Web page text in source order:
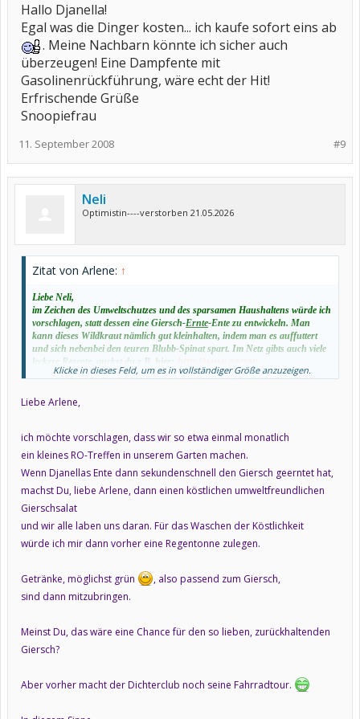
Hallo Djanella!
Egal was die Dinger kosten... ich kaufe sofort eins ab
. Meine Nachbarn könnte ich sicher auch
überzeugen! Eine Dampfente mit
Gasolinenrückführung, wäre echt der Hit!
Erfrischende Grüße
Snoopiefrau
#9
11. September 2008
Neli
Optimistin----verstorben 21.05.2026
Zitat von Arlene: ↑
Liebe Neli,
im Zeichen des Umweltschutzes und des sparsamen Haushaltens würde ich
vorschlagen, statt dessen eine Giersch-Ernte-Ente zu entwickeln. Man
kann dieses Wildkraut nämlich gut kleinhalten, indem man es auffuttert
und sich nebenbei den teuren Blubb-Spinat spart. Im Netz gibts auch viele
leckere Rezepte, guckst du z.B. hier:
http://www.garten-
literatur.de/Pflanzen/Rezepte/rezepte_a-j.htm#g
Give Giersch a chance!!!
Arlene
Klicke in dieses Feld, um es in vollständiger Größe anzuzeigen.
Liebe Arlene,
ich möchte vorschlagen, dass wir so etwa einmal monatlich
ein kleines RO-Treffen in unserem Garten machen.
Wenn Djanellas Ente dann sekundenschnell den Giersch geerntet hat,
machst Du, liebe Arlene, dann einen köstlichen umweltfreundlichen
Gierschsalat
und wir alle laben uns daran. Für das Waschen der Köstlichkeit
würde ich mir dann vorher eine Regentonne zulegen.
Getränke, möglichst grün
, also passend zum Giersch,
sind dann mitzubringen.
Meinst Du, das wäre eine Chance für den so lieben, zurückhaltenden
Giersch?
Aber vorher macht der Dichterclub noch seine Fahrradtour.